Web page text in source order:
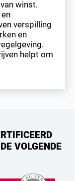
winst.
verspilling
en
helpt om
VOLGENDE